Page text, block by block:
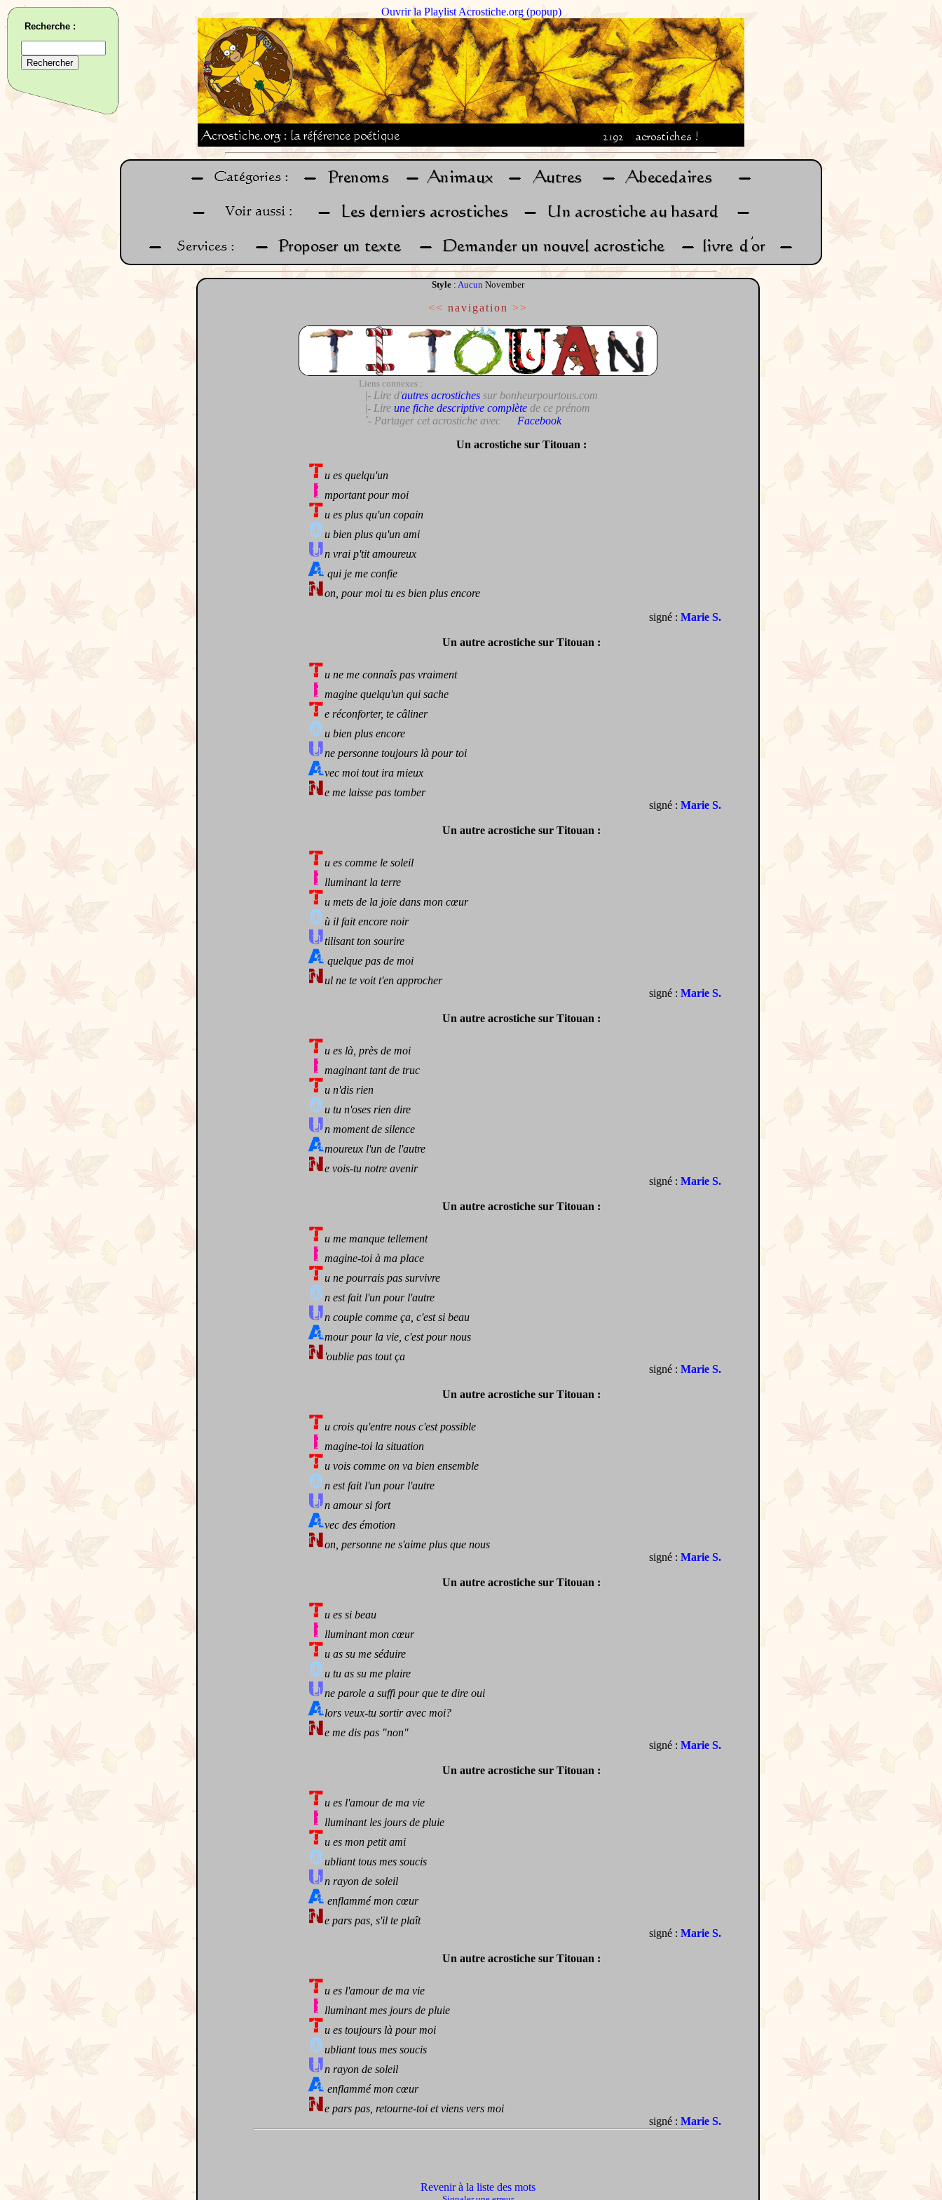
Ouvrir la Playlist Acrostiche.org (popup)
Style : Aucun November
<< navigation >>
Liens connexes :
|- Lire d'autres acrostichessur bonheurpourtous.com
|- Lire une fiche descriptive complètede ce prénom
`- Partager cet acrostiche avec
Facebook
Un acrostiche sur Titouan :
u es quelqu'un
mportant pour moi
u es plus qu'un copain
u bien plus qu'un ami
n vrai p'tit amoureux
qui je me confie
on, pour moi tu es bien plus encore
signé : Marie S.
Un autre acrostiche sur Titouan :
u ne me connaîs pas vraiment
magine quelqu'un qui sache
e réconforter, te câliner
u bien plus encore
ne personne toujours là pour toi
vec moi tout ira mieux
e me laisse pas tomber
signé : Marie S.
Un autre acrostiche sur Titouan :
u es comme le soleil
lluminant la terre
u mets de la joie dans mon cœur
ù il fait encore noir
tilisant ton sourire
quelque pas de moi
ul ne te voit t'en approcher
signé : Marie S.
Un autre acrostiche sur Titouan :
u es là, près de moi
maginant tant de truc
u n'dis rien
u tu n'oses rien dire
n moment de silence
moureux l'un de l'autre
e vois-tu notre avenir
signé : Marie S.
Un autre acrostiche sur Titouan :
u me manque tellement
magine-toi à ma place
u ne pourrais pas survivre
n est fait l'un pour l'autre
n couple comme ça, c'est si beau
mour pour la vie, c'est pour nous
'oublie pas tout ça
signé : Marie S.
Un autre acrostiche sur Titouan :
u crois qu'entre nous c'est possible
magine-toi la situation
u vois comme on va bien ensemble
n est fait l'un pour l'autre
n amour si fort
vec des émotion
on, personne ne s'aime plus que nous
signé : Marie S.
Un autre acrostiche sur Titouan :
u es si beau
lluminant mon cœur
u as su me séduire
u tu as su me plaire
ne parole a suffi pour que te dire oui
lors veux-tu sortir avec moi?
e me dis pas "non"
signé : Marie S.
Un autre acrostiche sur Titouan :
u es l'amour de ma vie
lluminant les jours de pluie
u es mon petit ami
ubliant tous mes soucis
n rayon de soleil
enflammé mon cœur
e pars pas, s'il te plaît
signé : Marie S.
Un autre acrostiche sur Titouan :
u es l'amour de ma vie
lluminant mes jours de pluie
u es toujours là pour moi
ubliant tous mes soucis
n rayon de soleil
enflammé mon cœur
e pars pas, retourne-toi et viens vers moi
signé : Marie S.
Revenir à la liste des mots
Recherche :